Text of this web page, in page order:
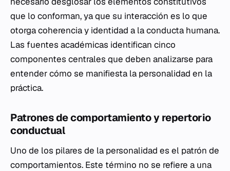
que lo conforman, ya que su interacción es lo que
otorga coherencia y identidad a la conducta humana.
Las fuentes académicas identifican cinco
componentes centrales que deben analizarse para
entender cómo se manifiesta la personalidad en la
práctica.
Patrones de comportamiento y repertorio
conductual
Uno de los pilares de la personalidad es el patrón de
comportamientos. Este término no se refiere a una